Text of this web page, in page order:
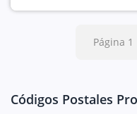
Página 1
Códigos Postales